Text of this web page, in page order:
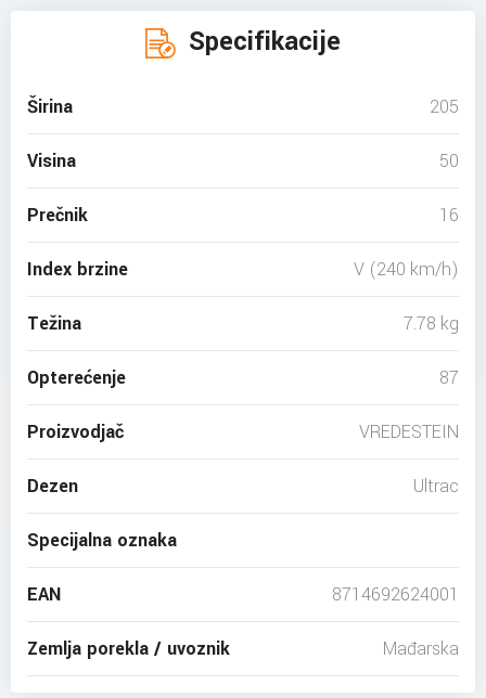
Specifikacije
Širina 205
Visina 50
Prečnik 16
Index brzine V (240 km/h)
Težina 7.78 kg
Opterećenje 87
Proizvodjač VREDESTEIN
Dezen Ultrac
Specijalna oznaka
EAN 8714692624001
Zemlja porekla / uvoznik Mađarska